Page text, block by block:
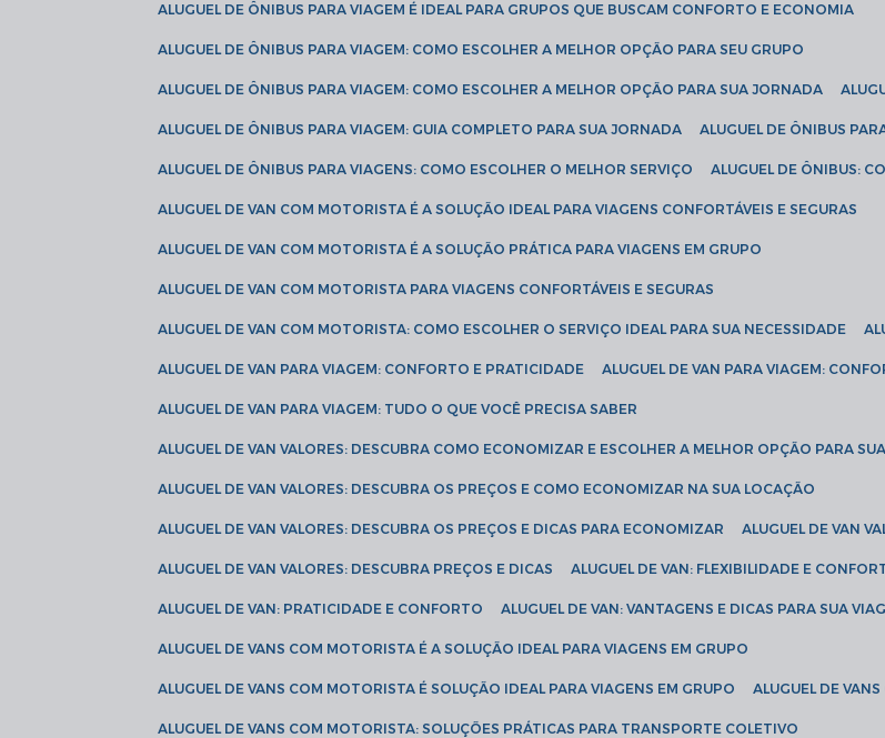
ALUGUEL DE ÔNIBUS PARA VIAGEM É IDEAL PARA GRUPOS QUE BUSCAM CONFORTO E ECONOMIA
ALUGUEL DE ÔNIBUS PARA VIAGEM: COMO ESCOLHER A MELHOR OPÇÃO PARA SEU GRUPO
ALUGUEL DE ÔNIBUS PARA VIAGEM: COMO ESCOLHER A MELHOR OPÇÃO PARA SUA JORNADA
ALUGUEL DE ÔNIBUS PARA VIAGEM: GUIA COMPLETO PARA SUA JORNADA ALUGUEL DE ÔNIBUS
ALUGUEL DE ÔNIBUS PARA VIAGENS: COMO ESCOLHER O MELHOR SERVIÇO ALUGUEL DE ÔNIBUS:
ALUGUEL DE VAN COM MOTORISTA É A SOLUÇÃO IDEAL PARA VIAGENS CONFORTÁVEIS E SEGURAS
ALUGUEL DE VAN COM MOTORISTA É A SOLUÇÃO PRÁTICA PARA VIAGENS EM GRUPO
ALUGUEL DE VAN COM MOTORISTA PARA VIAGENS CONFORTÁVEIS E SEGURAS
ALUGUEL DE VAN COM MOTORISTA: COMO ESCOLHER O SERVIÇO IDEAL PARA SUA NECESSIDADE
ALUGUEL DE VAN PARA VIAGEM: CONFORTO E PRATICIDADE ALUGUEL DE VAN PARA VIAGEM:
ALUGUEL DE VAN PARA VIAGEM: TUDO O QUE VOCÊ PRECISA SABER
ALUGUEL DE VAN VALORES: DESCUBRA COMO ECONOMIZAR E ESCOLHER A MELHOR OPÇÃO PARA
ALUGUEL DE VAN VALORES: DESCUBRA OS PREÇOS E COMO ECONOMIZAR NA SUA LOCAÇÃO
ALUGUEL DE VAN VALORES: DESCUBRA OS PREÇOS E DICAS PARA ECONOMIZAR ALUGUEL DE VAN
ALUGUEL DE VAN VALORES: DESCUBRA PREÇOS E DICAS ALUGUEL DE VAN: FLEXIBILIDADE E
ALUGUEL DE VAN: PRATICIDADE E CONFORTO ALUGUEL DE VAN: VANTAGENS E DICAS PARA SUA
ALUGUEL DE VANS COM MOTORISTA É A SOLUÇÃO IDEAL PARA VIAGENS EM GRUPO
ALUGUEL DE VANS COM MOTORISTA É SOLUÇÃO IDEAL PARA VIAGENS EM GRUPO ALUGUEL DE
ALUGUEL DE VANS COM MOTORISTA: SOLUÇÕES PRÁTICAS PARA TRANSPORTE COLETIVO